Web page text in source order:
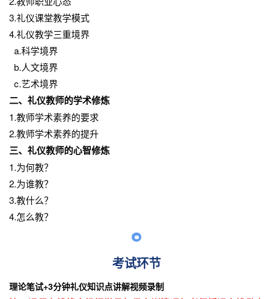
3.礼仪课堂教学模式
4.礼仪教学三重境界
a.科学境界
b.人文境界
c.艺术境界
二、礼仪教师的学术修炼
1.教师学术素养的要求
2.教师学术素养的提升
三、礼仪教师的心智修炼
1.为何教？
2.为谁教？
3.教什么？
4.怎么教？
考试环节
理论笔试+3分钟礼仪知识点讲解视频录制